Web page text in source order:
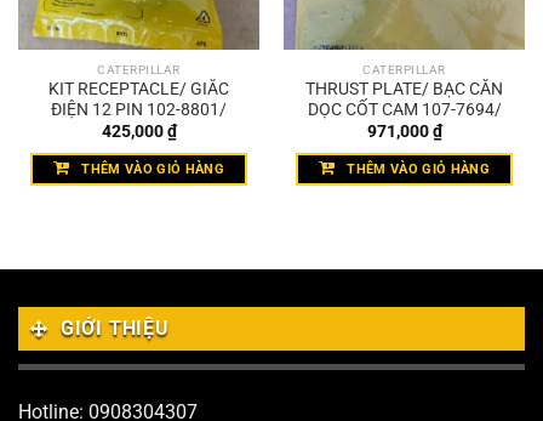
CATERPILLAR
KIT RECEPTACLE/ GIẮC
ĐIỆN 12 PIN 102-8801/
425,000₫
THÊM VÀO GIỎ HÀNG
CATERPILLAR
THRUST PLATE/ BẠC CĂN
DỌC CỐT CAM 107-7694/
971,000₫
THÊM VÀO GIỎ HÀNG
GIỚI THIỆU
Hotline: 0908304307